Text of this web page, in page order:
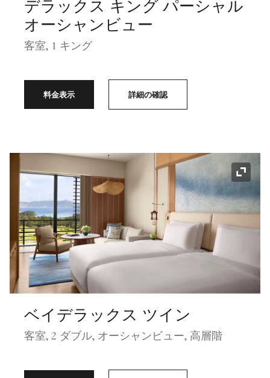
デラックス キング パーシャル
オーシャンビュー
客室, 1 キング
料金表示 詳細の確認
アイ
ベイデラックス ツイン
客室, 2 ダブル, オーシャンビュー, 高層階